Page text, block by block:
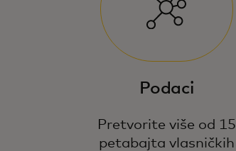
Podaci
Pretvorite više od 15
petabajta vlasničkih